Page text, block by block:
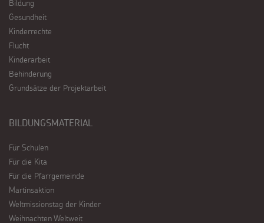
Bildung
Gesundheit
Kinderrechte
Flucht
Kinderarbeit
Behinderung
Grundsätze der Projektarbeit
BILDUNGSMATERIAL
Für Schulen
Für die Kita
Für die Pfarrgemeinde
Martinsaktion
Weltmissionstag der Kinder
Weihnachten Weltweit